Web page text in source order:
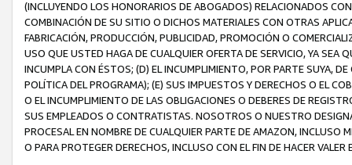
(INCLUYENDO LOS HONORARIOS DE ABOGADOS) RELACIONADOS
COMBINACIÓN DE SU SITIO O DICHOS MATERIALES CON OTRAS
FABRICACIÓN, PRODUCCIÓN, PUBLICIDAD, PROMOCIÓN O
USO QUE USTED HAGA DE CUALQUIER OFERTA DE SERVICIO, YA SEA
INCUMPLA CON ÉSTOS; (D) EL INCUMPLIMIENTO, POR PARTE SUYA,
POLÍTICA DEL PROGRAMA); (E) SUS IMPUESTOS Y DERECHOS O EL
O EL INCUMPLIMIENTO DE LAS OBLIGACIONES O DEBERES DE
SUS EMPLEADOS O CONTRATISTAS. NOSOTROS O NUESTRO
PROCESAL EN NOMBRE DE CUALQUIER PARTE DE AMAZON, INCLUSO
O PARA PROTEGER DERECHOS, INCLUSO CON EL FIN DE HACER VALER